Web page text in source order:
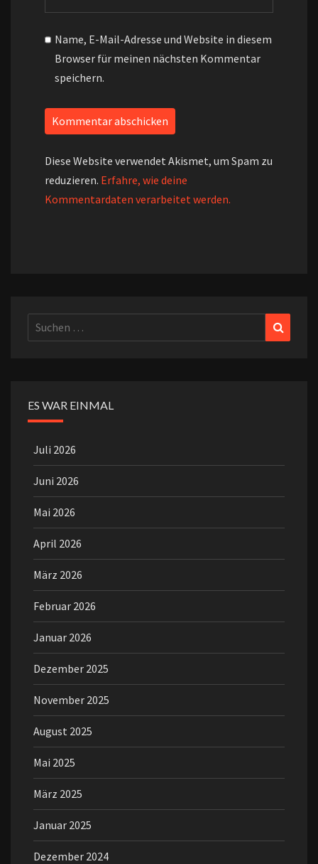
Name, E-Mail-Adresse und Website in diesem
Browser für meinen nächsten Kommentar
speichern.
Diese Website verwendet Akismet, um Spam zu
reduzieren. Erfahre, wie deine
Kommentardaten verarbeitet werden.
Suchen
nach:
ES WAR EINMAL
Juli 2026
Juni 2026
Mai 2026
April 2026
März 2026
Februar 2026
Januar 2026
Dezember 2025
November 2025
August 2025
Mai 2025
März 2025
Januar 2025
Dezember 2024